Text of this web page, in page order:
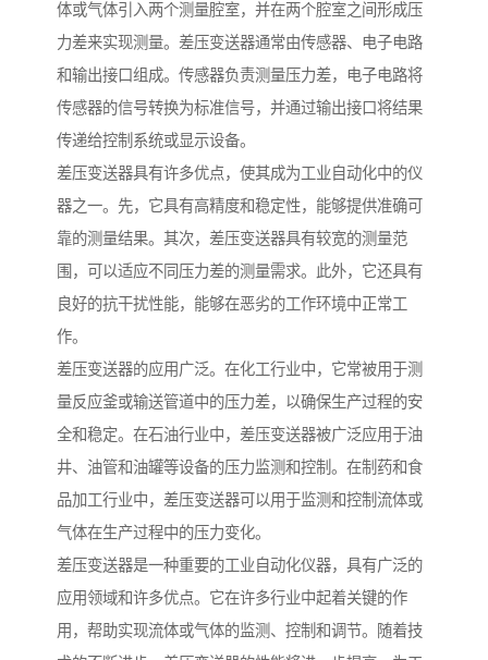
体或气体引入两个测量腔室，并在两个腔室之间形成压
力差来实现测量。差压变送器通常由传感器、电子电路
和输出接口组成。传感器负责测量压力差，电子电路将
传感器的信号转换为标准信号，并通过输出接口将结果
传递给控制系统或显示设备。
差压变送器具有许多优点，使其成为工业自动化中的仪
器之一。先，它具有高精度和稳定性，能够提供准确可
靠的测量结果。其次，差压变送器具有较宽的测量范
围，可以适应不同压力差的测量需求。此外，它还具有
良好的抗干扰性能，能够在恶劣的工作环境中正常工
作。
差压变送器的应用广泛。在化工行业中，它常被用于测
量反应釜或输送管道中的压力差，以确保生产过程的安
全和稳定。在石油行业中，差压变送器被广泛应用于油
井、油管和油罐等设备的压力监测和控制。在制药和食
品加工行业中，差压变送器可以用于监测和控制流体或
气体在生产过程中的压力变化。
差压变送器是一种重要的工业自动化仪器，具有广泛的
应用领域和许多优点。它在许多行业中起着关键的作
用，帮助实现流体或气体的监测、控制和调节。随着技